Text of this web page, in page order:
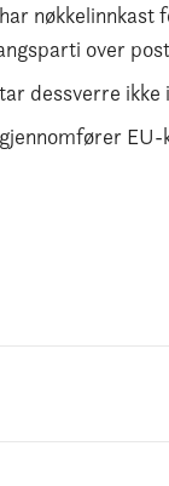
nøkkelinnkast
over
dessverre ikke